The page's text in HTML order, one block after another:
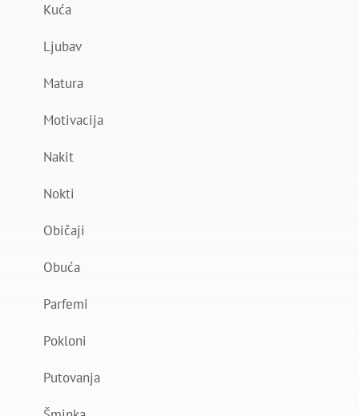
Kuća
Ljubav
Matura
Motivacija
Nakit
Nokti
Običaji
Obuća
Parfemi
Pokloni
Putovanja